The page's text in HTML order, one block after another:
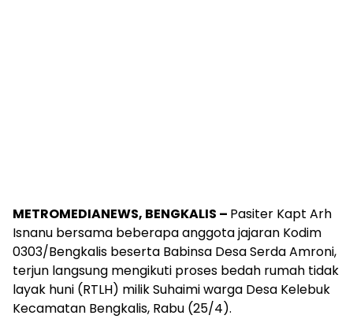
METROMEDIANEWS, BENGKALIS – Pasiter Kapt Arh
Isnanu bersama beberapa anggota jajaran Kodim
0303/Bengkalis beserta Babinsa Desa Serda Amroni,
terjun langsung mengikuti proses bedah rumah tidak
layak huni (RTLH) milik Suhaimi warga Desa Kelebuk
Kecamatan Bengkalis, Rabu (25/4).